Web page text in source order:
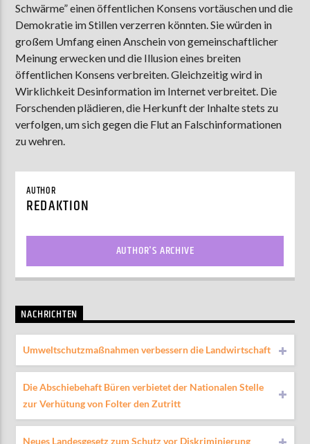
AKTUELLE SENDUNG
COFFEESHOP
09:00 12:00
ZU HÖREN INMünster90,9 MHzSteinfurt103,9 MHz
Schwärme” einen öffentlichen Konsens vortäuschen und die
Demokratie im Stillen verzerren könnten. Sie würden in
großem Umfang einen Anschein von gemeinschaftlicher
Meinung erwecken und die Illusion eines breiten
öffentlichen Konsens verbreiten. Gleichzeitig wird in
Wirklichkeit Desinformation im Internet verbreitet. Die
Forschenden plädieren, die Herkunft der Inhalte stets zu
verfolgen, um sich gegen die Flut an Falschinformationen
zu wehren.
AUTHOR
REDAKTION
AUTHOR'S ARCHIVE
NACHRICHTEN
Umweltschutzmaßnahmen verbessern die Landwirtschaft
Die Abschiebehaft Büren verbietet der Nationalen Stelle
zur Verhütung von Folter den Zutritt
Neues Landesgesetz zum Schutz vor Diskriminierung